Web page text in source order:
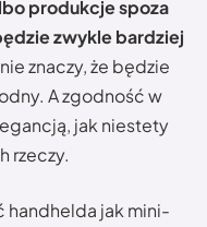
produkcje spoza
zwykle bardziej
znaczy, że będzie
A zgodność w
jak niestety
rzeczy.
handhelda jak mini-